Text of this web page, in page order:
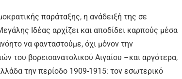
παράταξης, η ανάδειξή της σε
Ιδέας αρχίζει και αποδίδει καρπούς μέσα
να φανταστούμε, όχι μόνον την
του βορειοανατολικού Αιγαίου –και αργότερα,
την περίοδο 1909-1915: τον εσωτερικό